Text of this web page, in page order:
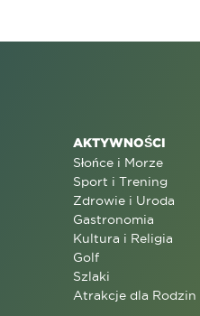
AKTYWNOŚCI
Słońce i Morze
Sport i Trening
Zdrowie i Uroda
Gastronomia
Kultura i Religia
Golf
Szlaki
Atrakcje dla Rodzin